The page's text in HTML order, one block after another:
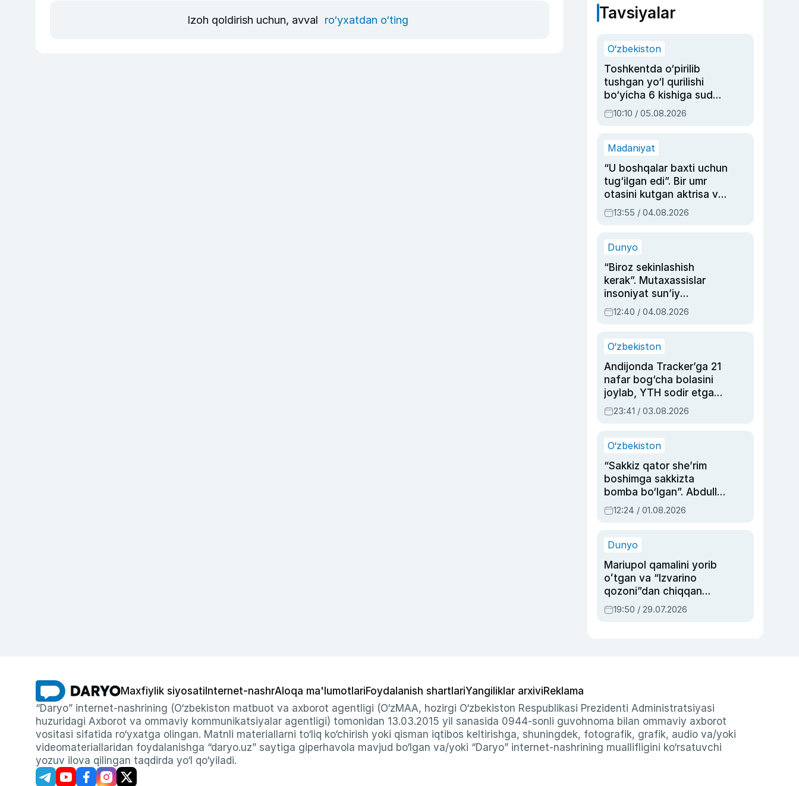
Izoh qoldirish uchun, avval ro‘yxatdan o‘ting Tavsiyalar
O‘zbekiston
Toshkentda o‘pirilib
tushgan yo‘l qurilishi
bo‘yicha 6 kishiga sud
hukmi o‘qildi
10:10 / 05.08.2026
Madaniyat
“U boshqalar baxti uchun
tug‘ilgan edi”. Bir umr
otasini kutgan aktrisa va
dublyaj ustasi Rimma
Ahmedovaning
13:55 / 04.08.2026
Dunyo
“Biroz sekinlashish
kerak”. Mutaxassislar
insoniyat sun’iy
intellektni boshqara
olmay qolishidan xavotir
12:40 / 04.08.2026
O‘zbekiston
Andijonda Tracker’ga 21
nafar bog‘cha bolasini
joylab, YTH sodir etgan
ayolga sud hukmi o‘qildi
23:41 / 03.08.2026
O‘zbekiston
“Sakkiz qator she’rim
boshimga sakkizta
bomba bo‘lgan”. Abdulla
Oripovni siyosiy
ayblovlardan asrab
12:24 / 01.08.2026
Dunyo
Mariupol qamalini yorib
oʻtgan va “Izvarino
qozoni”dan chiqqan
qahramon — Ukraina
armiyasi bosh
19:50 / 29.07.2026
Maxfiylik siyosati Internet-nashrAloqa ma'lumotlariFoydalanish shartlariYangiliklar arxiviReklama
“Daryo” internet-nashrining (O‘zbekiston matbuot va axborot agentligi (O‘zMAA, hozirgi O‘zbekiston Respublikasi Prezidenti Administratsiyasi
huzuridagi Axborot va ommaviy kommunikatsiyalar agentligi) tomonidan 13.03.2015 yil sanasida 0944-sonli guvohnoma bilan ommaviy axborot
vositasi sifatida ro‘yxatga olingan. Matnli materiallarni to‘liq ko‘chirish yoki qisman iqtibos keltirishga, shuningdek, fotografik, grafik, audio va/yoki
videomateriallaridan foydalanishga “daryo.uz” saytiga giperhavola mavjud bo‘lgan va/yoki “Daryo” internet-nashrining muallifligini ko‘rsatuvchi
yozuv ilova qilingan taqdirda yo‘l qo‘yiladi.